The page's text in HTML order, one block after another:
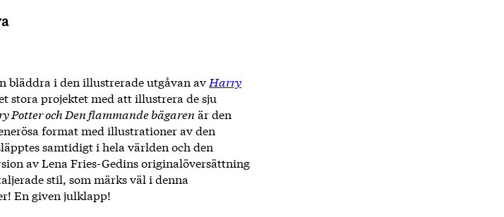
bläddra i den illustrerade utgåvan av Harry
stora projektet med att illustrera de sju
Potter och Den flammande bägaren är den
format med illustrationer av den
samtidigt i hela världen och den
av Lena Fries-Gedins originalöversättning
stil, som märks väl i denna
En given julklapp!